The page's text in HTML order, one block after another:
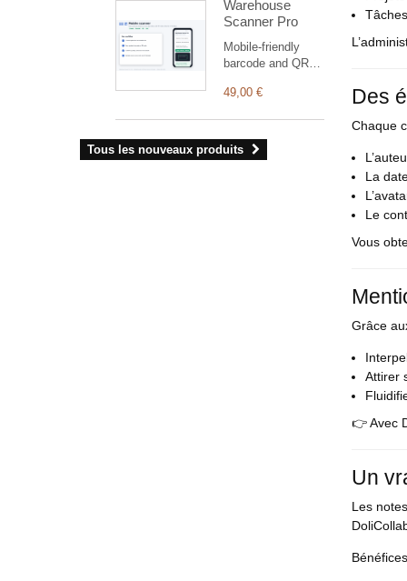
et de les envoyer à
une Plateforme
Agréée (PA) de
facturation
électronique. Il
permet également
factures d'achat
auprès de cette
plateforme. Seuls
Warehouse
Scanner Pro
Mobile-friendly
barcode and QR
Dolibarr stock,
inventory counts,
supplier order
49,00 €
Tous les nouveaux produits
Tâches
Des
Chaque
La
Le
Vous
Grâce
Attirer
👉 Avec
Un
Les